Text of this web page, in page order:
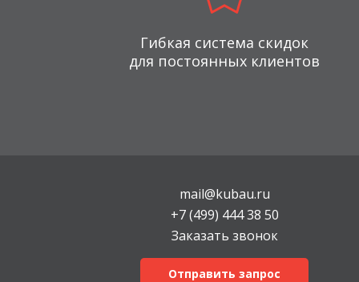
Гибкая система скидок
для постоянных клиентов
mail@kubau.ru
+7 (499) 444 38 50
Заказать звонок
Отправить запрос